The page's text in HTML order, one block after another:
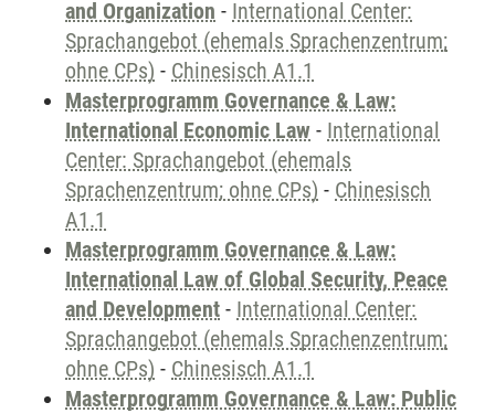
and Organization - International Center:
Sprachangebot (ehemals Sprachenzentrum;
ohne CPs) - Chinesisch A1.1
Masterprogramm Governance & Law:
International Economic Law - International
Center: Sprachangebot (ehemals
Sprachenzentrum; ohne CPs) - Chinesisch
A1.1
Masterprogramm Governance & Law:
International Law of Global Security, Peace
and Development - International Center:
Sprachangebot (ehemals Sprachenzentrum;
ohne CPs) - Chinesisch A1.1
Masterprogramm Governance & Law: Public